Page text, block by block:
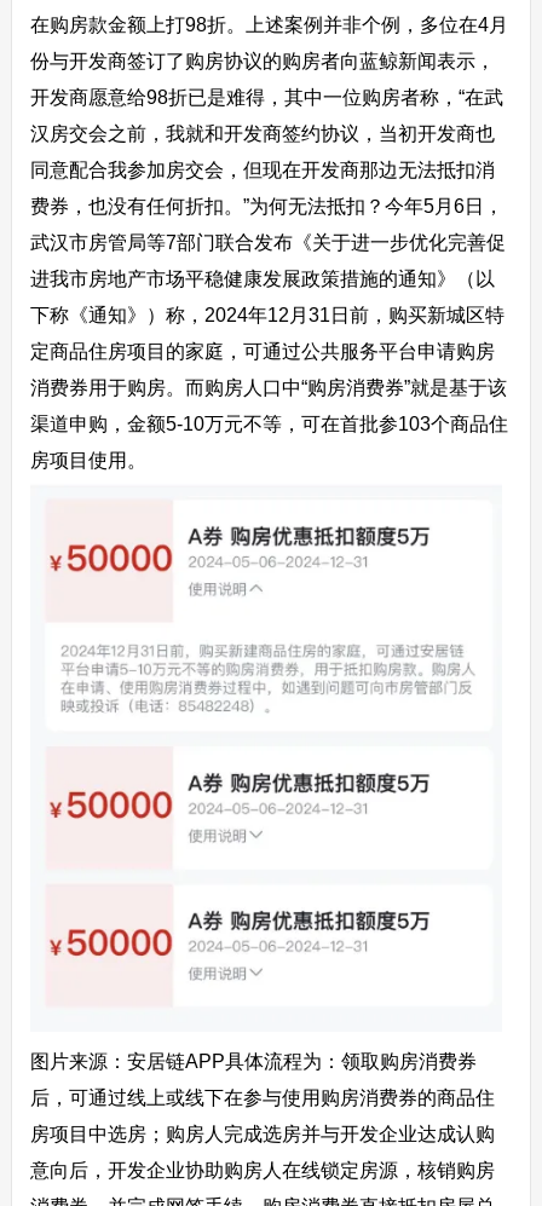
在购房款金额上打98折。上述案例并非个例，多位在4月
份与开发商签订了购房协议的购房者向蓝鲸新闻表示，
开发商愿意给98折已是难得，其中一位购房者称，“在武
汉房交会之前，我就和开发商签约协议，当初开发商也
同意配合我参加房交会，但现在开发商那边无法抵扣消
费券，也没有任何折扣。”为何无法抵扣？ 今年5月6日，
武汉市房管局等7部门联合发布《关于进一步优化完善促
进我市房地产市场平稳健康发展政策措施的通知》（以
下称《通知》）称，2024年12月31日前，购买新城区特
定商品住房项目的家庭，可通过公共服务平台申请购房
消费券用于购房。而购房人口中“购房消费券”就是基于该
渠道申购，金额5-10万元不等，可在首批参103个商品住
房项目使用。
图片来源：安居链APP具体流程为：领取购房消费券
后，可通过线上或线下在参与使用购房消费券的商品住
房项目中选房；购房人完成选房并与开发企业达成认购
意向后，开发企业协助购房人在线锁定房源，核销购房